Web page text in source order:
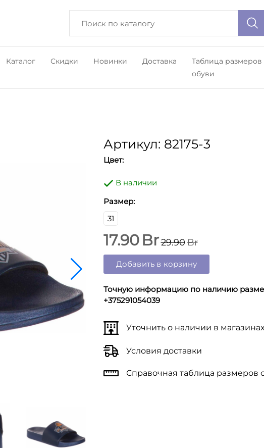
Каталог Скидки Новинки Доставка
Таблица размеров
обуви
Артикул: 82175-3
Цвет:
В наличии
Размер:
31
17.90 Br29.90Br
Добавить в корзину
Точную информацию по наличию
+375291054039
Уточнить о наличии в магазинах
Условия доставки
Справочная таблица размеров